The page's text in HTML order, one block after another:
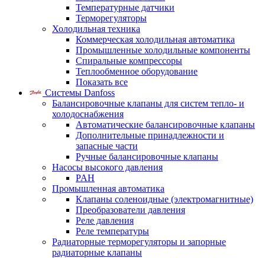
Температурные датчики
Терморегуляторы
Холодильная техника
Коммерческая холодильная автоматика
Промышленные холодильные компоненты
Спиральные компрессоры
Теплообменное оборудование
Показать все
Системы Danfoss
Балансировочные клапаны для систем тепло- и
холодоснабжения
Автоматические балансировочные клапаны
Дополнительные принадлежности и
запасные части
Ручные балансировочные клапаны
Насосы высокого давления
PAH
Промышленная автоматика
Клапаны соленоидные (электромагнитные)
Преобразователи давления
Реле давления
Реле температуры
Радиаторные терморегуляторы и запорные
радиаторные клапаны